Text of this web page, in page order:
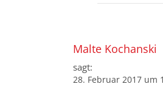
Malte Kochanski
sagt:
28. Februar 2017 um